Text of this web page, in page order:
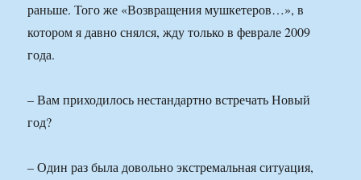
раньше. Того же «Возвращения мушкетеров…», в
котором я давно снялся, жду только в феврале 2009
года.
– Вам приходилось нестандартно встречать Новый
год?
– Один раз была довольно экстремальная ситуация,